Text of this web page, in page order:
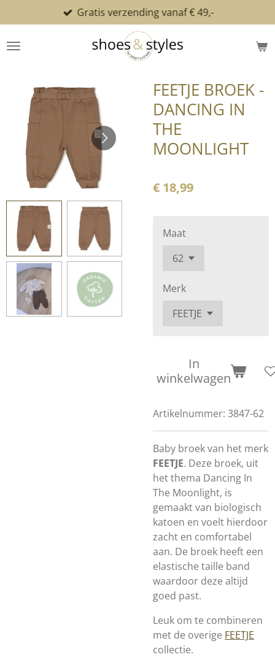
direct
naar
Gratis verzending vanaf € 49,-
FEETJE BROEK -
DANCING IN
THE
MOONLIGHT
€ 18,99
Maat
Merk
In
winkelwagen
Artikelnummer: 3847-62
Baby broek van het merk
FEETJE. Deze broek, uit
het thema Dancing In
The Moonlight, is
gemaakt van biologisch
katoen en voelt hierdoor
zacht en comfortabel
aan. De broek heeft een
elastische taille band
waardoor deze altijd
goed past.
Leuk om te combineren
met de overige FEETJE
collectie.